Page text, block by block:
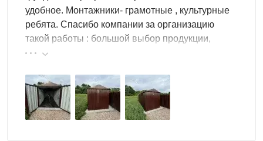
удобное. Монтажники- грамотные , культурные
ребята. Спасибо компании за организацию
такой работы : большой выбор продукции,
реальные цены.